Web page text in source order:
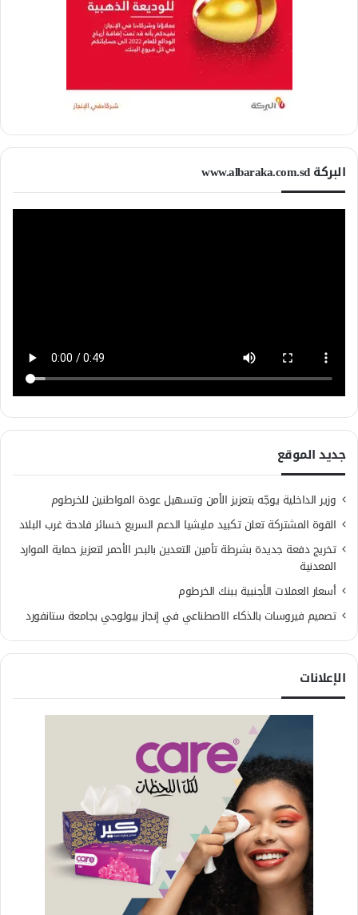
البركة www.albaraka.com.sd
جديد الموقع
وزير الداخلية يوجّه بتعزيز الأمن وتسهيل عودة المواطنين للخرطوم
القوة المشتركة تعلن تكبيد مليشيا الدعم السريع خسائر فادحة غرب البلاد
تخريج دفعة جديدة بشرطة تأمين التعدين بالبحر الأحمر لتعزيز حماية الموارد
المعدنية
أسعار العملات الأجنبية ببنك الخرطوم
تصميم فيروسات بالذكاء الاصطناعي في إنجاز بيولوجي بجامعة ستانفورد
الإعلانات